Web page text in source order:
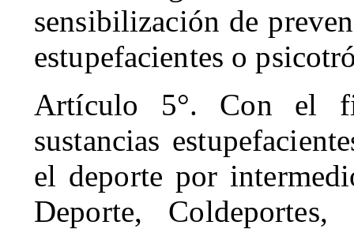
sensibilización de
estupefacientes o
Artículo 5°. Con el
sustancias
el deporte por
Deporte,